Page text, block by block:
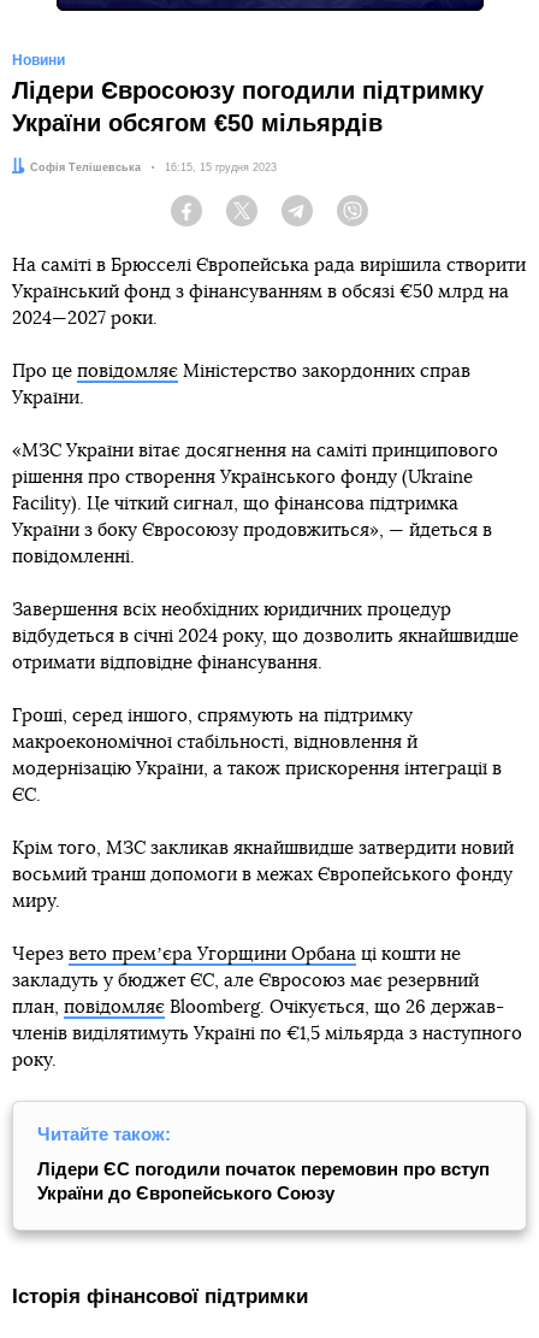
Новини
Лідери Євросоюзу погодили підтримку
України обсягом €50 мільярдів
Автор:
Софія Телішевська Дата:
16:15, 15 грудня 2023
Facebook Twitter Telegram
На саміті в Брюсселі Європейська рада вирішила створити
Український фонд з фінансуванням в обсязі €50 млрд на
2024—2027 роки.
Про це повідомляє Міністерство закордонних справ
України.
«МЗС України вітає досягнення на саміті принципового
рішення про створення Українського фонду (Ukraine
Facility). Це чіткий сигнал, що фінансова підтримка
України з боку Євросоюзу продовжиться», — йдеться в
повідомленні.
Завершення всіх необхідних юридичних процедур
відбудеться в січні 2024 року, що дозволить якнайшвидше
отримати відповідне фінансування.
Гроші, серед іншого, спрямують на підтримку
макроекономічної стабільності, відновлення й
модернізацію України, а також прискорення інтеграції в
ЄС.
Крім того, МЗС закликав якнайшвидше затвердити новий
восьмий транш допомоги в межах Європейського фонду
миру.
Через вето премʼєра Угорщини Орбана ці кошти не
закладуть у бюджет ЄС, але Євросоюз має резервний
план, повідомляє Bloomberg. Очікується, що 26 держав-
членів виділятимуть Україні по €1,5 мільярда з наступного
року.
Читайте також:
Лідери ЄС погодили початок перемовин про вступ
України до Європейського Союзу
Історія фінансової підтримки